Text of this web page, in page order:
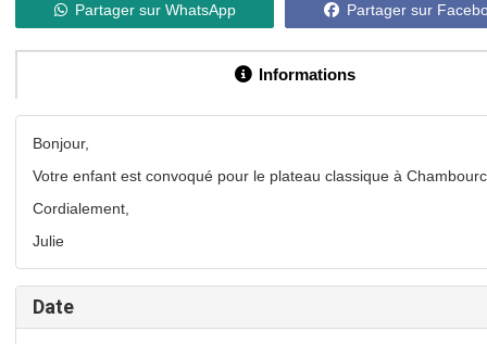
Partager sur WhatsApp Partager sur
Informations
Bonjour,
Votre enfant est convoqué pour le plateau classique à
Cordialement,
Julie
Date